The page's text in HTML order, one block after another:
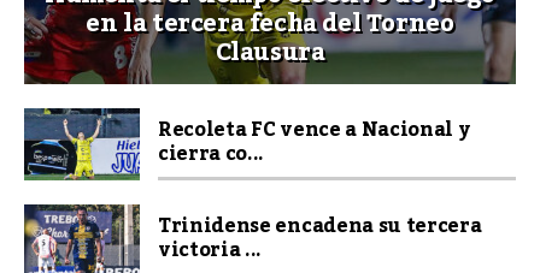
en la tercera fecha del Torneo
Clausura
Recoleta FC vence a Nacional y
cierra co...
Trinidense encadena su tercera
victoria ...